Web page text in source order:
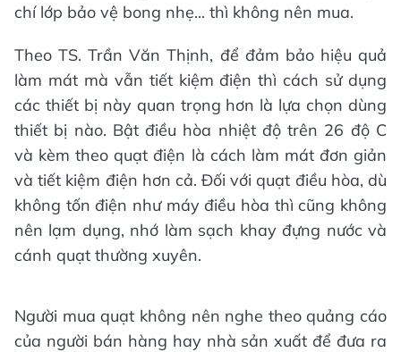
chí lớp bảo vệ bong nhẹ... thì không nên mua.
Theo TS. Trần Văn Thịnh, để đảm bảo hiệu quả
làm mát mà vẫn tiết kiệm điện thì cách sử dụng
các thiết bị này quan trọng hơn là lựa chọn dùng
thiết bị nào. Bật điều hòa nhiệt độ trên 26 độ C
và kèm theo quạt điện là cách làm mát đơn giản
và tiết kiệm điện hơn cả. Đối với quạt điều hòa, dù
không tốn điện như máy điều hòa thì cũng không
nên lạm dụng, nhớ làm sạch khay đựng nước và
cánh quạt thường xuyên.
Người mua quạt không nên nghe theo quảng cáo
của người bán hàng hay nhà sản xuất để đưa ra